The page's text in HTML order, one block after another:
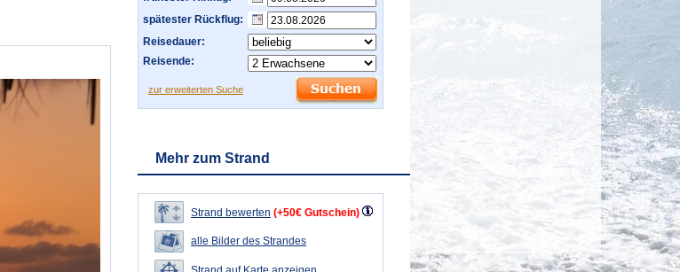
spätester Rückflug:
Reisedauer:
Reisende:
zur erweiterten Suche
Mehr zum Strand
Strand bewerten (+50€ Gutschein)
alle Bilder des Strandes